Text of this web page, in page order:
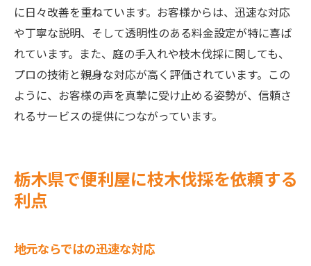
に日々改善を重ねています。お客様からは、迅速な対応
や丁寧な説明、そして透明性のある料金設定が特に喜ば
れています。また、庭の手入れや枝木伐採に関しても、
プロの技術と親身な対応が高く評価されています。この
ように、お客様の声を真摯に受け止める姿勢が、信頼さ
れるサービスの提供につながっています。
栃木県で便利屋に枝木伐採を依頼する
利点
地元ならではの迅速な対応